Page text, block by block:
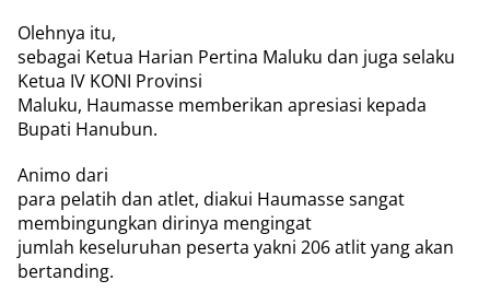
Olehnya itu,
sebagai Ketua Harian Pertina Maluku dan juga selaku
Ketua IV KONI Provinsi
Maluku, Haumasse memberikan apresiasi kepada
Bupati Hanubun.
Animo dari
para pelatih dan atlet, diakui Haumasse sangat
membingungkan dirinya mengingat
jumlah keseluruhan peserta yakni 206 atlit yang akan
bertanding.